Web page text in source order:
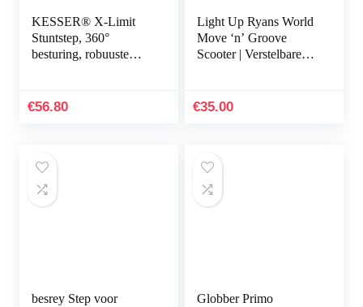
KESSER® X-Limit
Stuntstep, 360°
besturing, robuuste
kogellagers, 100 mm
€56.80
Light Up Ryans World
Move ‘n’ Groove
Scooter | Verstelbare
Kids Scooters voor…
€35.00
besrey Step voor
Globber Primo